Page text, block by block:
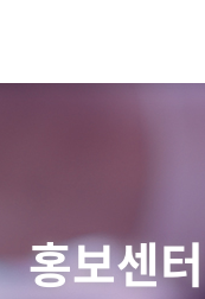
홍보센터